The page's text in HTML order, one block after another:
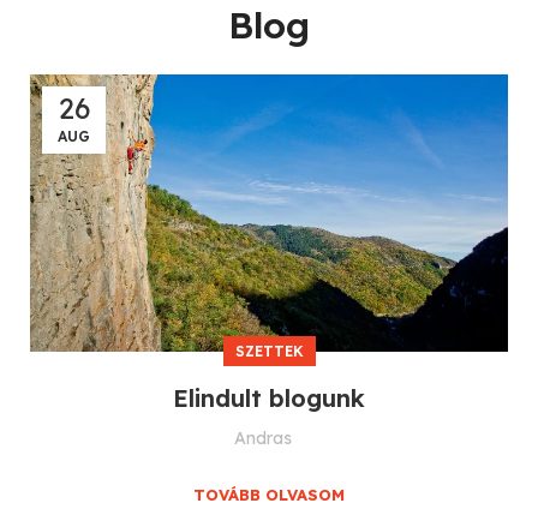
Blog
26
AUG
SZETTEK
Elindult blogunk
Andras
TOVÁBB OLVASOM